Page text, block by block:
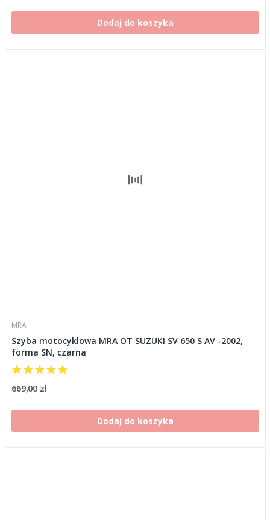
Dodaj do koszyka
MRA
Szyba motocyklowa MRA OT SUZUKI SV 650 S AV -2002,
forma SN, czarna
669,00 zł
Dodaj do koszyka